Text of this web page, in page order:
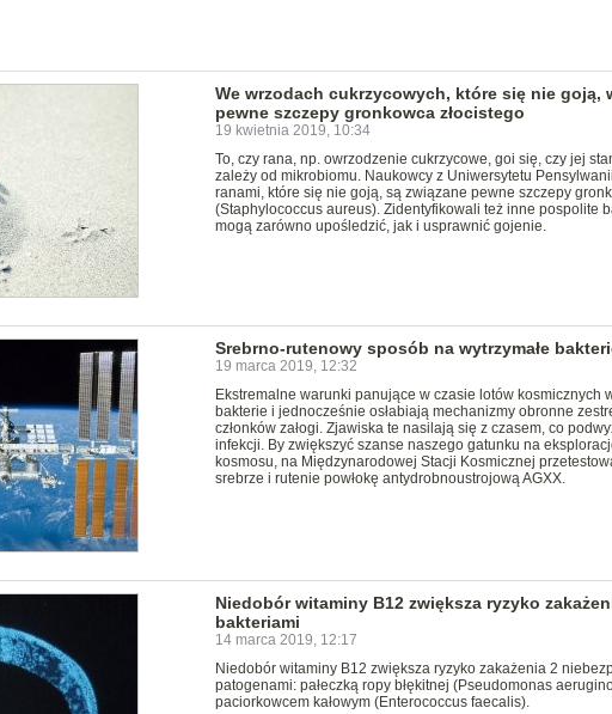
We wrzodach cukrzycowych, które się nie goją,
pewne szczepy gronkowca złocistego
19 kwietnia 2019, 10:34
To, czy rana, np. owrzodzenie cukrzycowe, goi się, czy jej
zależy od mikrobiomu. Naukowcy z Uniwersytetu
ranami, które się nie goją, są związane pewne szczepy
(Staphylococcus aureus). Zidentyfikowali też inne pospolite
mogą zarówno upośledzić, jak i usprawnić gojenie.
Srebrno-rutenowy sposób na wytrzymałe
19 marca 2019, 12:32
Ekstremalne warunki panujące w czasie lotów kosmicznych
bakterie i jednocześnie osłabiają mechanizmy obronne
członków załogi. Zjawiska te nasilają się z czasem, co
infekcji. By zwiększyć szanse naszego gatunku na
kosmosu, na Międzynarodowej Stacji Kosmicznej
srebrze i rutenie powłokę antydrobnoustrojową AGXX.
Niedobór witaminy B12 zwiększa ryzyko
bakteriami
14 marca 2019, 12:17
Niedobór witaminy B12 zwiększa ryzyko zakażenia 2
patogenami: pałeczką ropy błękitnej (Pseudomonas
paciorkowcem kałowym (Enterococcus faecalis).